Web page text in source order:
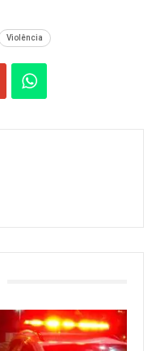
Violência